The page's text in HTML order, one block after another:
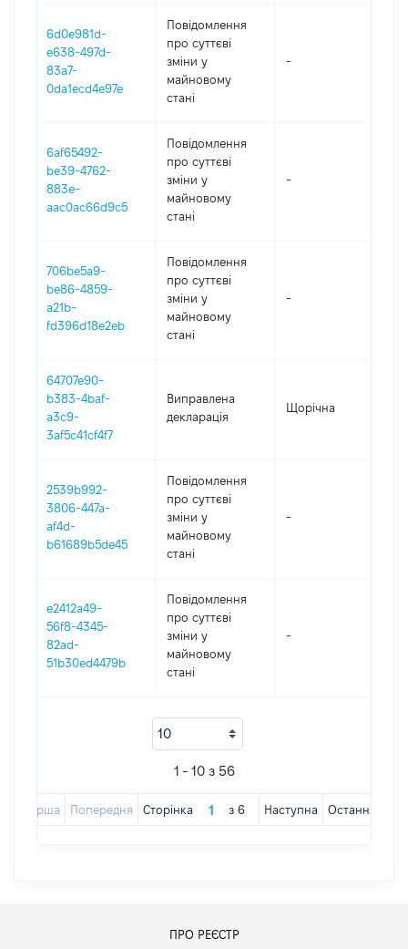
6d0e981d-
e638-497d-
83a7-
0da1ecd4e97e
Повідомлення
про суттєві
зміни y
майновому
стані
-
6af65492-
be39-4762-
883e-
aac0ac66d9c5
Повідомлення
про суттєві
зміни y
майновому
стані
-
706be5a9-
be86-4859-
a21b-
fd396d18e2eb
Повідомлення
про суттєві
зміни y
майновому
стані
-
64707e90-
b383-4baf-
a3c9-
3af5c41cf4f7
Виправлена
декларація
Щорічна
2539b992-
3806-447a-
af4d-
b61689b5de45
Повідомлення
про суттєві
зміни y
майновому
стані
-
e2412a49-
56f8-4345-
82ad-
51b30ed4479b
Повідомлення
про суттєві
зміни y
майновому
стані
-
1 - 10 з 56
Перша Попередня Сторінка з 6 Наступна Остання
ПРО РЕЄСТР